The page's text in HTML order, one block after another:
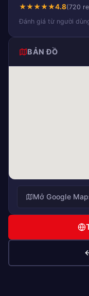
★★★★★4.8(720
Đánh giá từ người
BẢN ĐỒ
Mở Google